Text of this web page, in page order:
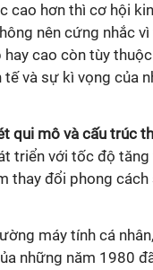
cao hơn thì cơ hội
nên cứng nhắc vì
cao còn tùy
tế và sự kì vọng của
qui mô và cấu trúc
triển với tốc độ
thay đổi phong cách
ường máy tính cá
những năm 1980